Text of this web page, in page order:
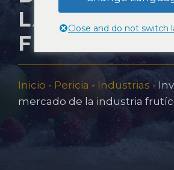
LA
FRUTÍCOLA
Inicio - Pericia - Industrias -
mercado de la industria
Close and do not switch